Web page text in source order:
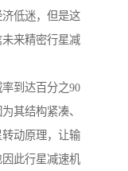
低迷，但是这
来精密行星减
到达百分之90
其结构紧凑、
动原理，让输
此行星减速机